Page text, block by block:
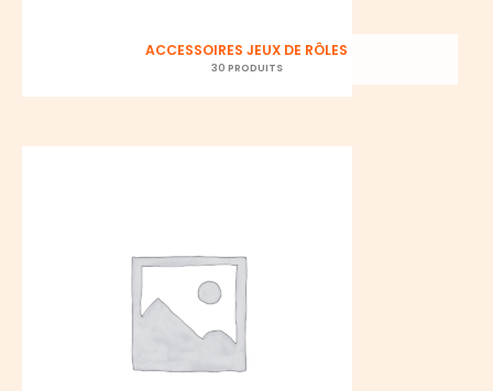
ACCESSOIRES JEUX DE RÔLES
30 PRODUITS